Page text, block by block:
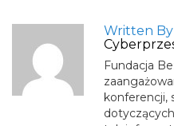
Written By
Fundacja
konferencji,